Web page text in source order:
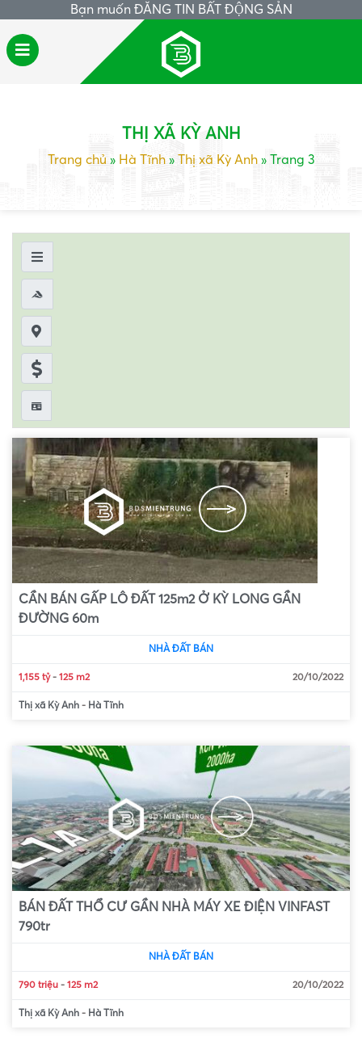
Bạn muốn ĐĂNG TIN BẤT ĐỘNG SẢN
THỊ XÃ KỲ ANH
Trang chủ » Hà Tĩnh» Thị xã Kỳ Anh» Trang 3
CẦN BÁN GẤP LÔ ĐẤT 125m2 Ở KỲ LONG GẦN
ĐƯỜNG 60m
NHÀ ĐẤT BÁN
1,155 tỷ- 125 m2 20/10/2022
Thị xã Kỳ Anh - Hà Tĩnh
BÁN ĐẤT THỔ CƯ GẦN NHÀ MÁY XE ĐIỆN VINFAST
790tr
NHÀ ĐẤT BÁN
790 triệu - 125 m2 20/10/2022
Thị xã Kỳ Anh - Hà Tĩnh